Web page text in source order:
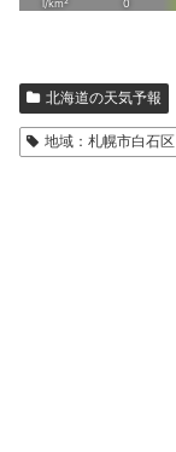
北海道の天気予報
地域：札幌市白石区